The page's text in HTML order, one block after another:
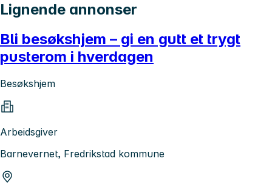
Lignende annonser
Bli besøkshjem – gi en gutt et trygt
pusterom i hverdagen
Besøkshjem
Arbeidsgiver
Barnevernet, Fredrikstad kommune